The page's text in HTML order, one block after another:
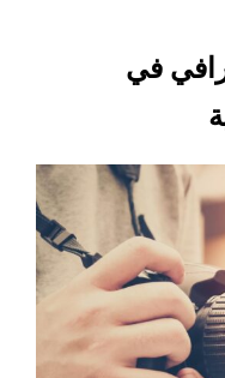
في